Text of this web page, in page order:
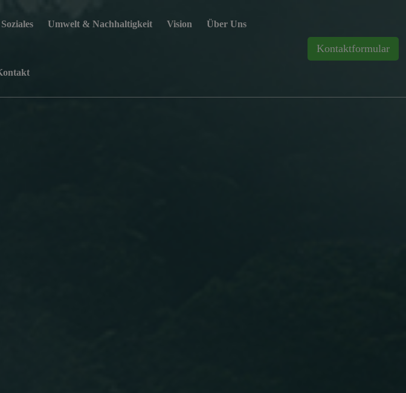
Soziales Umwelt & Nachhaltigkeit Vision Über Uns
Kontaktformular